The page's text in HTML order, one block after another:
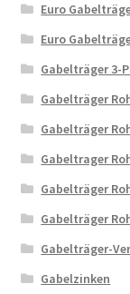
Euro
Euro
Gabelträger 3-
Gabelträger
Gabelträger
Gabeltrager
Gabelträger
Gabelträger
Gabelträger-
Gabelzinken